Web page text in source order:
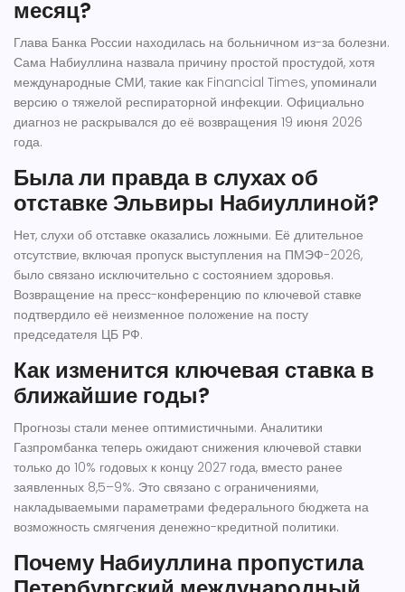
месяц?
Глава Банка России находилась на больничном из-за болезни.
Сама Набиуллина назвала причину простой простудой, хотя
международные СМИ, такие как Financial Times, упоминали
версию о тяжелой респираторной инфекции. Официально
диагноз не раскрывался до её возвращения 19 июня 2026
года.
Была ли правда в слухах об
отставке Эльвиры Набиуллиной?
Нет, слухи об отставке оказались ложными. Её длительное
отсутствие, включая пропуск выступления на ПМЭФ-2026,
было связано исключительно с состоянием здоровья.
Возвращение на пресс-конференцию по ключевой ставке
подтвердило её неизменное положение на посту
председателя ЦБ РФ.
Как изменится ключевая ставка в
ближайшие годы?
Прогнозы стали менее оптимистичными. Аналитики
Газпромбанка теперь ожидают снижения ключевой ставки
только до 10% годовых к концу 2027 года, вместо ранее
заявленных 8,5–9%. Это связано с ограничениями,
накладываемыми параметрами федерального бюджета на
возможность смягчения денежно-кредитной политики.
Почему Набиуллина пропустила